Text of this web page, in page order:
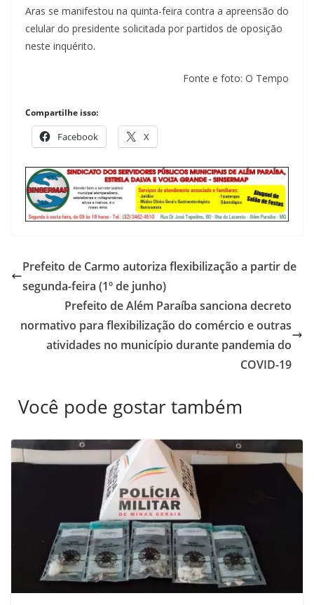
Aras se manifestou na quinta-feira contra a apreensão do
celular do presidente solicitada por partidos de oposição
neste inquérito.
Fonte e foto: O Tempo
Compartilhe isso:
Facebook X
Prefeito de Carmo autoriza flexibilização a partir de
segunda-feira (1º de junho)
Prefeito de Além Paraíba sanciona decreto
normativo para flexibilização do comércio e outras
atividades no município durante pandemia do
COVID-19
Você pode gostar também